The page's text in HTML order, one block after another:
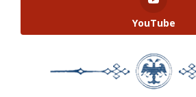
YouTube